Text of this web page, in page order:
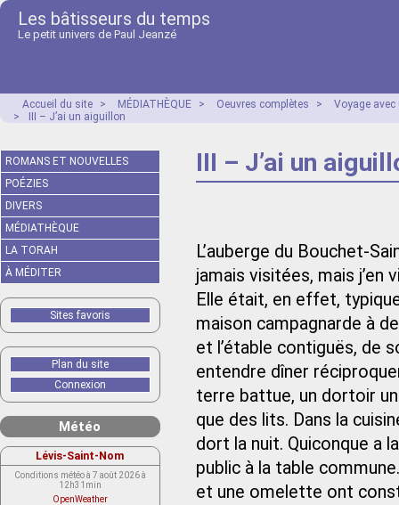
Les bâtisseurs du temps
Le petit univers de Paul Jeanzé
Accueil du site > MÉDIATHÈQUE > Oeuvres complètes >
Voyage avec
>
III – J’ai un aiguillon
III – J’ai un
L’auberge du Bouchet-
jamais visitées, mais j’en
Elle était, en effet,
maison campagnarde à
et l’étable contiguës, de
entendre dîner
terre battue, un dortoir
que des lits. Dans la
dort la nuit. Quiconque a
public à la table
et une omelette ont
ROMANS ET NOUVELLES
POÉZIES
DIVERS
MÉDIATHÈQUE
LA TORAH
À MÉDITER
Sites favoris
Plan du site
Connexion
Météo
Lévis-Saint-Nom
Conditions météo à 7 août 2026 à
12h31min
OpenWeather